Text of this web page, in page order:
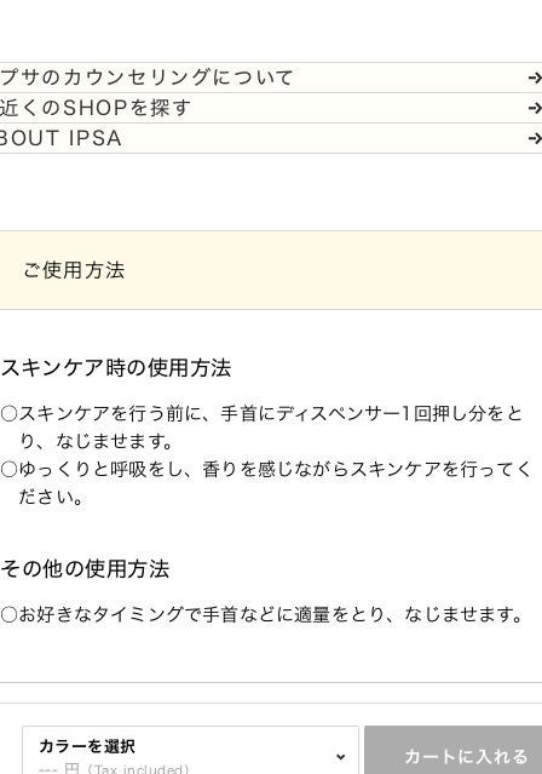
サのカウンセリングについて
くのSHOPを探す
IPSA
ご使用方法
スキンケア時の使用方法
スキンケアを行う前に、手首にディスペンサー1回押し分をと
り、なじませます。
ゆっくりと呼吸をし、香りを感じながらスキンケアを行ってく
ださい。
その他の使用方法
お好きなタイミングで手首などに適量をとり、なじませます。
カラーを選択
---
円 （Tax included）
カートに入れる